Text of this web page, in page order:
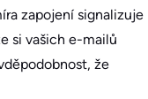
zapojení signalizuje
si vašich e-mailů
že